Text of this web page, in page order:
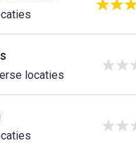
locaties